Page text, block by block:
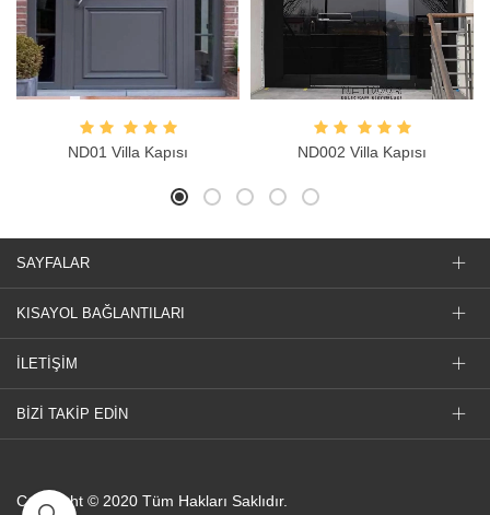
ND01 Villa Kapısı ND002 Villa Kapısı
SAYFALAR
KISAYOL BAĞLANTILARI
İLETİŞİM
BİZİ TAKİP EDİN
Copyright © 2020 Tüm Hakları Saklıdır.